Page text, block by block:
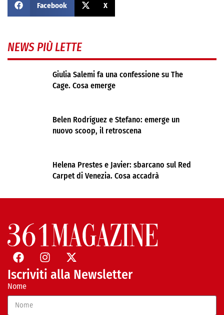
Facebook X
NEWS PIÙ LETTE
Giulia Salemi fa una confessione su The
Cage. Cosa emerge
Belen Rodríguez e Stefano: emerge un
nuovo scoop, il retroscena
Helena Prestes e Javier: sbarcano sul Red
Carpet di Venezia. Cosa accadrà
Iscriviti alla Newsletter
Nome